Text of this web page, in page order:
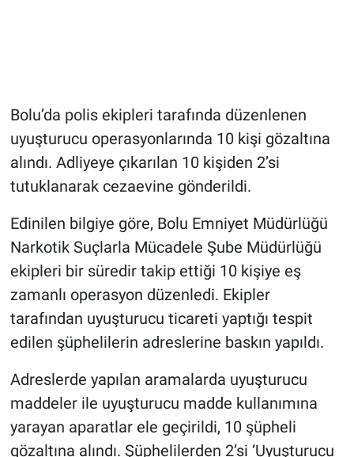
Bolu’da polis ekipleri tarafında düzenlenen
uyuşturucu operasyonlarında 10 kişi gözaltına
alındı. Adliyeye çıkarılan 10 kişiden 2’si
tutuklanarak cezaevine gönderildi.
Edinilen bilgiye göre, Bolu Emniyet Müdürlüğü
Narkotik Suçlarla Mücadele Şube Müdürlüğü
ekipleri bir süredir takip ettiği 10 kişiye eş
zamanlı operasyon düzenledi. Ekipler
tarafından uyuşturucu ticareti yaptığı tespit
edilen şüphelilerin adreslerine baskın yapıldı.
Adreslerde yapılan aramalarda uyuşturucu
maddeler ile uyuşturucu madde kullanımına
yarayan aparatlar ele geçirildi, 10 şüpheli
gözaltına alındı. Şüphelilerden 2’si ‘Uyuşturucu